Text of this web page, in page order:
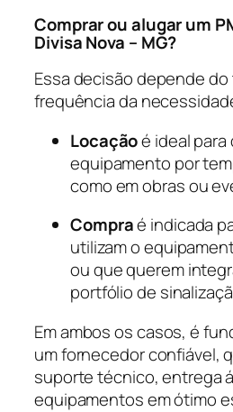
Comprar ou alugar um
Divisa Nova – MG?
Essa decisão depende
frequência da
Locaçãoé ideal
equipamento por
como em obras ou
Compraé indicada
utilizam o
ou que querem
portfólio de
Em ambos os casos, é
um fornecedor confiável,
suporte técnico, entrega
equipamentos em ótimo